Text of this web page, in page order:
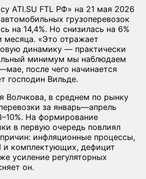
ATI.SU FTL РФ» на 21 мая 2026
грузоперевозок
на 14,4%. Но снизилась на 6%
месяца. «Это отражает
динамику — практически
минимум мы наблюдаем
после чего начинается
господин Вильде.
Волчкова, в среднем по рынку
за январь—апрель
На формирование
в первую очередь повлиял
инфляционные процессы,
комплектующих, дефицит
усиление регуляторных
он.